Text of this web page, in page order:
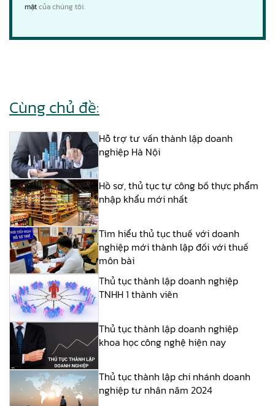
mậtcủa chúng tôi.
Cùng chủ đề:
Hỗ trợ tư vấn thành lập doanh
nghiệp Hà Nội
Hồ sơ, thủ tục tự công bố thực phẩm
nhập khẩu mới nhất
Tìm hiểu thủ tục thuế với doanh
nghiệp mới thành lập đối với thuế
môn bài
Thủ tục thành lập doanh nghiệp
TNHH 1 thành viên
Thủ tục thành lập doanh nghiệp
khoa học công nghệ hiện nay
Thủ tục thành lập chi nhánh doanh
nghiệp tư nhân năm 2024